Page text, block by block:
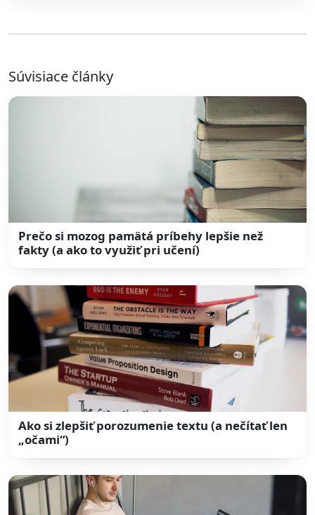
Súvisiace články
Prečo si mozog pamätá príbehy lepšie než
fakty (a ako to využiť pri učení)
Ako si zlepšiť porozumenie textu (a nečítať len
„očami“)